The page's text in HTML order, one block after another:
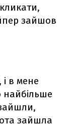
зайшов
в мене
найбільше
зайшла